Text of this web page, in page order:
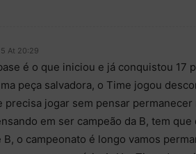
At 20:29
é o que iniciou e já conquistou 17
peça salvadora, o Time jogou
precisa jogar sem pensar permanecer
em ser campeão da B, tem que
o campeonato é longo vamos